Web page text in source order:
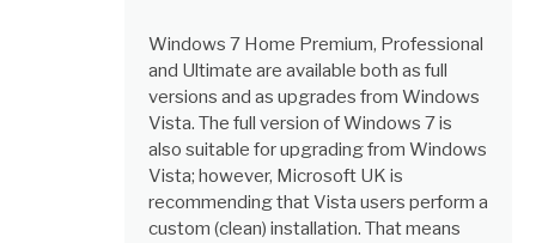
Windows 7 Home Premium, Professional
and Ultimate are available both as full
versions and as upgrades from Windows
Vista. The full version of Windows 7 is
also suitable for upgrading from Windows
Vista; however, Microsoft UK is
recommending that Vista users perform a
custom (clean) installation. That means